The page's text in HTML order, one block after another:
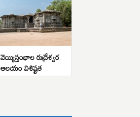
వెయ్యిస్తంభాల రుద్రేశ్వర
ఆలయం విశిష్టత